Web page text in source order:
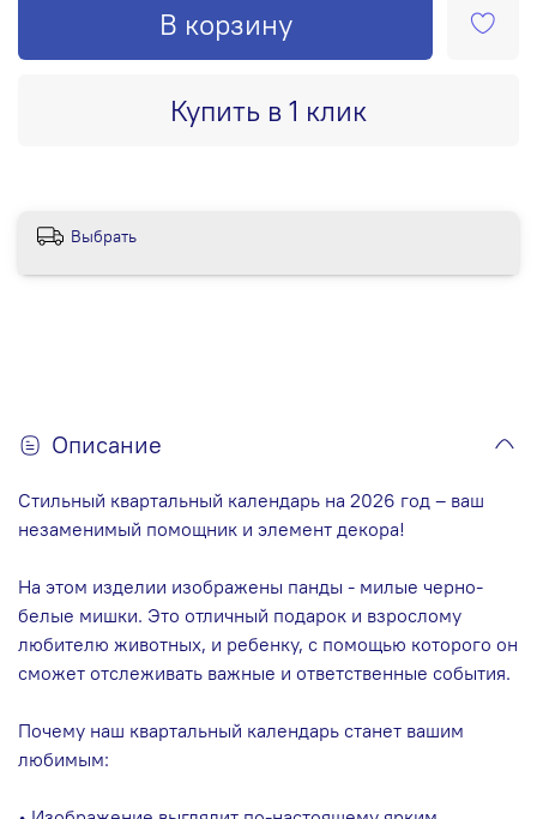
В корзину
Купить в 1 клик
Выбрать
Описание
Стильный квартальный календарь на 2026 год – ваш
незаменимый помощник и элемент декора!
На этом изделии изображены панды - милые черно-
белые мишки. Это отличный подарок и взрослому
любителю животных, и ребенку, с помощью которого он
сможет отслеживать важные и ответственные события.
Почему наш квартальный календарь станет вашим
любимым: